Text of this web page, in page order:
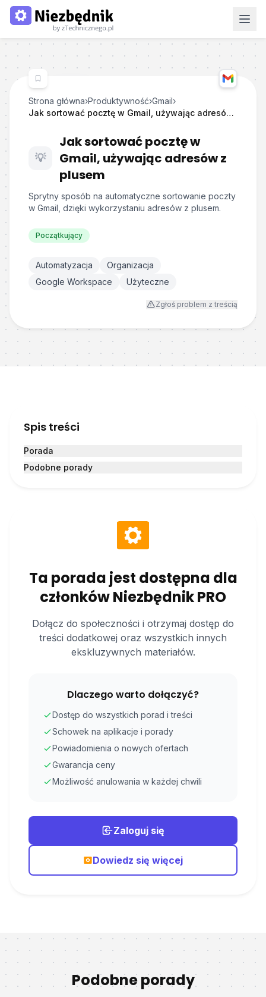
Strona główna›Produktywność›Gmail›
Jak sortować pocztę w Gmail, używając adresów z plusem
💡
Jak sortować pocztę w
Gmail, używając adresów z
plusem
Sprytny sposób na automatyczne sortowanie poczty
w Gmail, dzięki wykorzystaniu adresów z plusem.
Początkujący
Automatyzacja
Organizacja
Google Workspace
Użyteczne
Zgłoś problem z treścią
Spis treści
Porada
Podobne porady
Ta porada jest dostępna dla
członków Niezbędnik PRO
Dołącz do społeczności i otrzymaj dostęp do
treści dodatkowej oraz wszystkich innych
ekskluzywnych materiałów.
Dlaczego warto dołączyć?
Dostęp do wszystkich porad i treści
Schowek na aplikacje i porady
Powiadomienia o nowych ofertach
Gwarancja ceny
Możliwość anulowania w każdej chwili
Zaloguj się
Dowiedz się więcej
Podobne porady